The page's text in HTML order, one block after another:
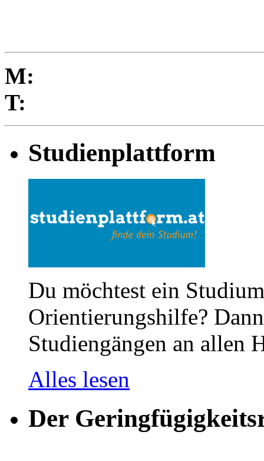
M:
T:
Studienplattform
Du möchtest ein
Orientierungshilfe?
Studiengängen an allen
Alles lesen
Der